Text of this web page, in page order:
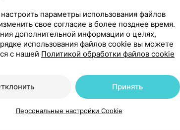
длительностью 2-3 часа;
60 минут.
(субарахноидальной) спинальной
операции и операции на нижних
параметры использования файлов
свое согласие в более позднее время.
дополнительной информации о целях,
использования файлов cookie вы можете
с нашей Политикой обработки файлов cookie
Принять
Персональные настройки Cookie